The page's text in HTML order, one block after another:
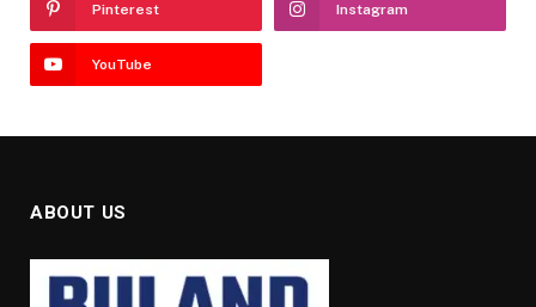
Pinterest Instagram
YouTube
ABOUT US